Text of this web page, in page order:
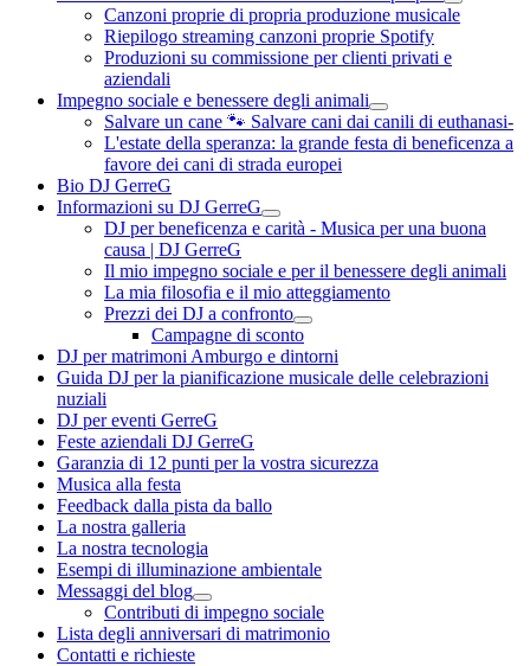
Canzoni proprie di propria produzione musicale
Riepilogo streaming canzoni proprie Spotify
Produzioni su commissione per clienti privati e
aziendali
Impegno sociale e benessere degli animali
Salvare un cane 🐾 Salvare cani dai canili di euthanasi-
L'estate della speranza: la grande festa di beneficenza a
favore dei cani di strada europei
Bio DJ GerreG
Informazioni su DJ GerreG
DJ per beneficenza e carità - Musica per una buona
causa | DJ GerreG
Il mio impegno sociale e per il benessere degli animali
La mia filosofia e il mio atteggiamento
Prezzi dei DJ a confronto
Campagne di sconto
DJ per matrimoni Amburgo e dintorni
Guida DJ per la pianificazione musicale delle celebrazioni
nuziali
DJ per eventi GerreG
Feste aziendali DJ GerreG
Garanzia di 12 punti per la vostra sicurezza
Musica alla festa
Feedback dalla pista da ballo
La nostra galleria
La nostra tecnologia
Esempi di illuminazione ambientale
Messaggi del blog
Contributi di impegno sociale
Lista degli anniversari di matrimonio
Contatti e richieste